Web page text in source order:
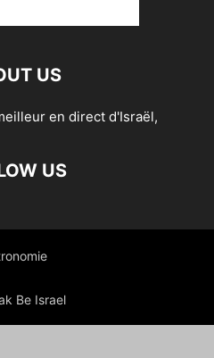
US
en direct d'Israël,
US
Be Israel